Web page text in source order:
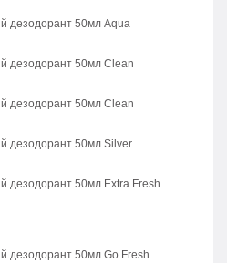
дезодорант 50мл Aqua
дезодорант 50мл Clean
дезодорант 50мл Clean
дезодорант 50мл Silver
дезодорант 50мл Extra Fresh
дезодорант 50мл Go Fresh